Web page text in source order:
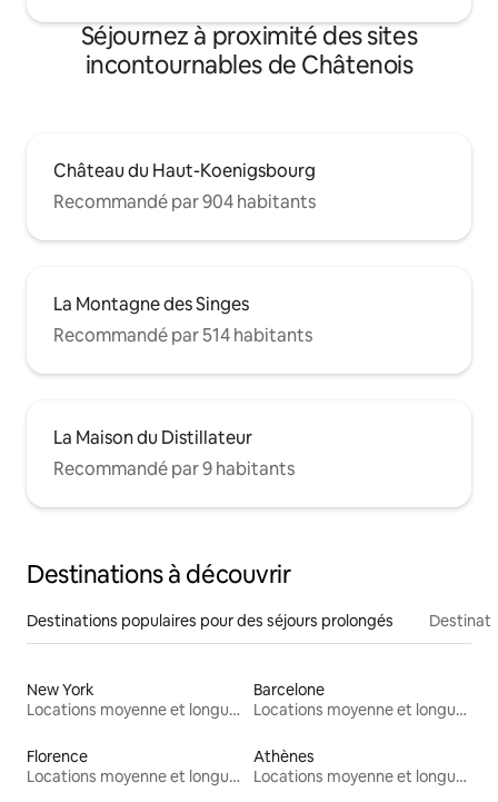
Séjournez à proximité des sites
incontournables de Châtenois
Château du Haut-Koenigsbourg
Recommandé par 904 habitants
La Montagne des Singes
Recommandé par 514 habitants
La Maison du Distillateur
Recommandé par 9 habitants
Destinations à découvrir
Destinations populaires pour des séjours prolongés
New York
Locations moyenne et longue durée
Barcelone
Locations moyenne et longue durée
Florence
Locations moyenne et longue durée
Athènes
Locations moyenne et longue durée